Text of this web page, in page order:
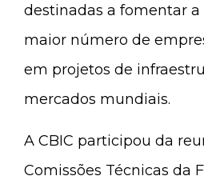
destinadas a fomentar
maior número de
em projetos de
mercados mundiais.
A CBIC participou da
Comissões Técnicas da